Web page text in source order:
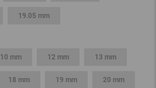
19.05 mm
10 mm 12 mm 13 mm
18 mm 19 mm 20 mm